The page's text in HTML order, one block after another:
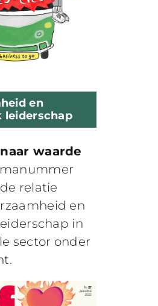
en
waarde
relatie
en
in
sector onder